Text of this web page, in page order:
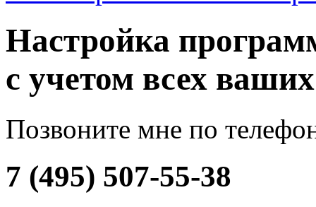
Настройка
с учетом всех
Позвоните мне по
7 (495) 507-55-38